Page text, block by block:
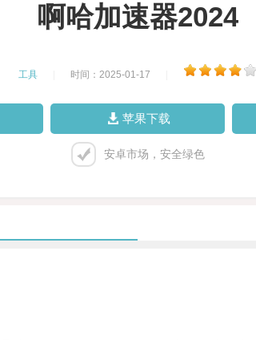
啊哈加速器2024
工具 时间：2025-01-17
苹果下载
安卓市场，安全绿色